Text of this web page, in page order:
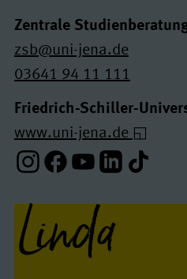
Zentrale
zsb@uni-jena.de
03641 94 11 111
Friedrich-Schiller-
www.uni-jena.de
Instagram-Profil
Facebook-Profil
Youtube-Profil
Linkedin-
Tiktok-
Interview(s)
Linda